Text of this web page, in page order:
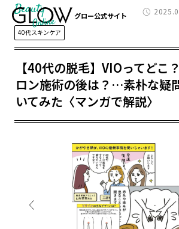
グロー公式サイト
Beauty
40代スキンケア
【40代の脱毛】VIOってどこ
ロン施術の後は？…素朴な疑
いてみた〈マンガで解説〉